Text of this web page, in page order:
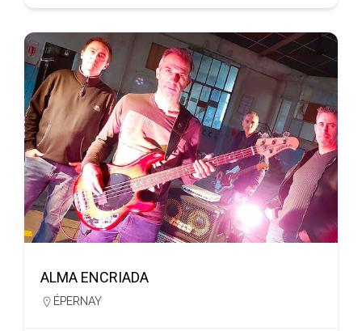
ALMA ENCRIADA
ÉPERNAY